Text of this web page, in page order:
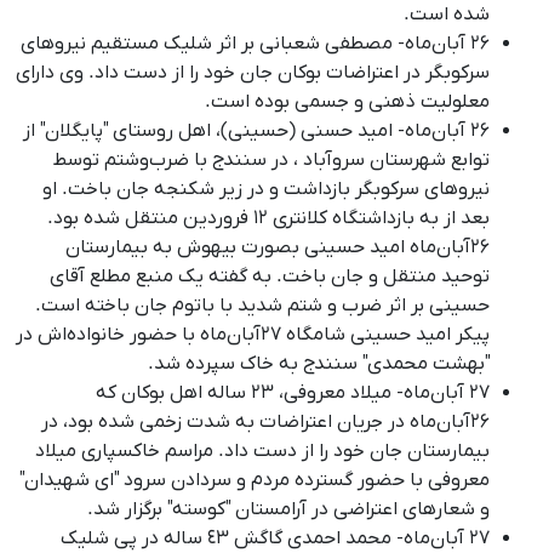
شده است.
۲۶ آبان‌ماه- مصطفی شعبانی بر اثر شلیک مستقیم نیروهای
سرکوبگر در اعتراضات بوکان جان خود را از دست داد. وی دارای
معلولیت ذهنی و جسمی بوده است.
۲۶ آبان‌ماه- امید حسنی (حسینی)، اهل روستای "پایگلان" از
توابع شهرستان سروآباد ، در سنندج با ضرب‌وشتم توسط
نیروهای سرکوبگر بازداشت و در زیر شکنجه جان باخت. او
بعد از به بازداشتگاه کلانتری ١٢ فروردین منتقل شده بود
.
۲۶آبان‌ماه امید حسینی بصورت بیهوش به بیمارستان
توحید منتقل و جان باخت. به گفته یک منبع مطلع آقای
حسینی بر اثر ضرب و شتم شدید با باتوم جان باخته است.
پیکر امید حسینی شامگاه ۲۷آبان‌ماه با حضور خانواده‌اش در
"بهشت محمدی" سنندج به خاک سپرده شد.
۲۷ آبان‌ماه- میلاد معروفی، ٢٣ ساله اهل بوکان که
۲۶آبان‌ماه در جریان اعتراضات به شدت زخمی شده بود، در
بیمارستان جان خود را از دست داد. مراسم خاکسپاری میلاد
معروفی با حضور گسترده مردم و سردادن سرود "ای شهیدان"
و شعارهای اعتراضی در آرامستان "کوسته" برگزار شد.
۲۷ آبان‌ماه- محمد احمدی گاگش ٤٣ ساله در پی شلیک